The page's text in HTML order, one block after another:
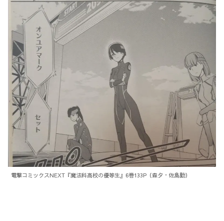
電撃コミックスNEXT『魔法科高校の優等生』6巻133P（森夕・佐島勤）